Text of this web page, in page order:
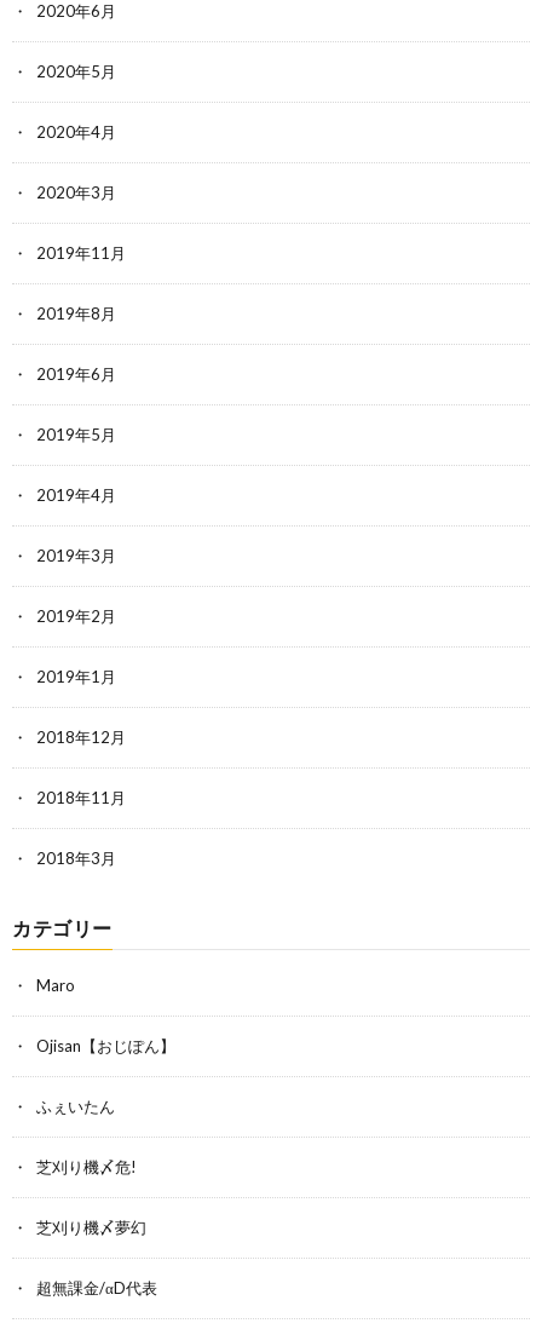
2020年6月
2020年5月
2020年4月
2020年3月
2019年11月
2019年8月
2019年6月
2019年5月
2019年4月
2019年3月
2019年2月
2019年1月
2018年12月
2018年11月
2018年3月
カテゴリー
Maro
Ojisan【おじぽん】
ふぇいたん
芝刈り機〆危!
芝刈り機〆夢幻
超無課金/αD代表